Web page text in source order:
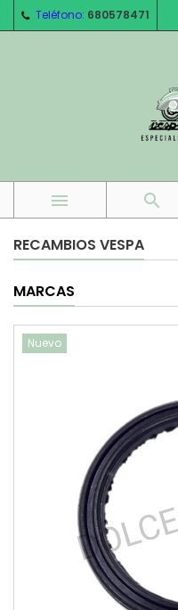
Teléfono: 680578471
 
RECAMBIOS VESPA
MARCAS
Nuevo